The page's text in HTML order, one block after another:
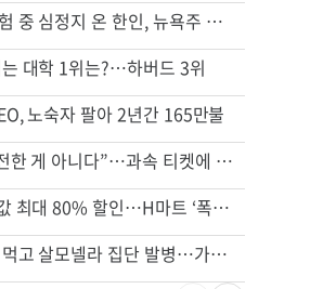
변호사시험 중 심정지 온 한인, 뉴욕주 제소
대학 1위는?…하버드 3위
노숙자 팔아 2년간 165만불
“내가 운전한 게 아니다”…과속 티켓에 오토파일럿 탓한 운전자
쌀·라면 값 최대 80% 할인…H마트 ‘폭탄 세일’
할라피뇨 먹고 살모넬라 집단 발병…가주 등 27개 주 확산